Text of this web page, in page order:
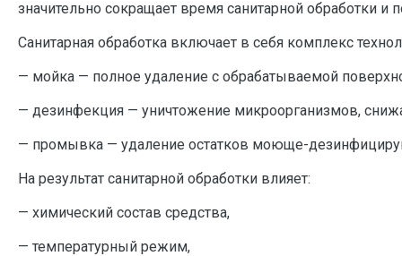
значительно сокращает время санитарной обработки
Санитарная обработка включает в себя комплекс
— мойка — полное удаление с обрабатываемой
— дезинфекция — уничтожение микроорганизмов,
— промывка — удаление остатков моюще-
На результат санитарной обработки влияет:
— химический состав средства,
— температурный режим,